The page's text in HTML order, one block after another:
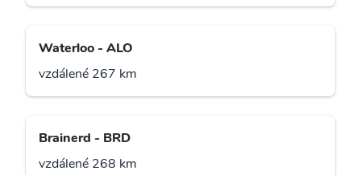
Waterloo - ALO
vzdálené 267 km
Brainerd - BRD
vzdálené 268 km